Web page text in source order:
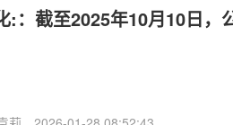
:：截至2025年10月10日，